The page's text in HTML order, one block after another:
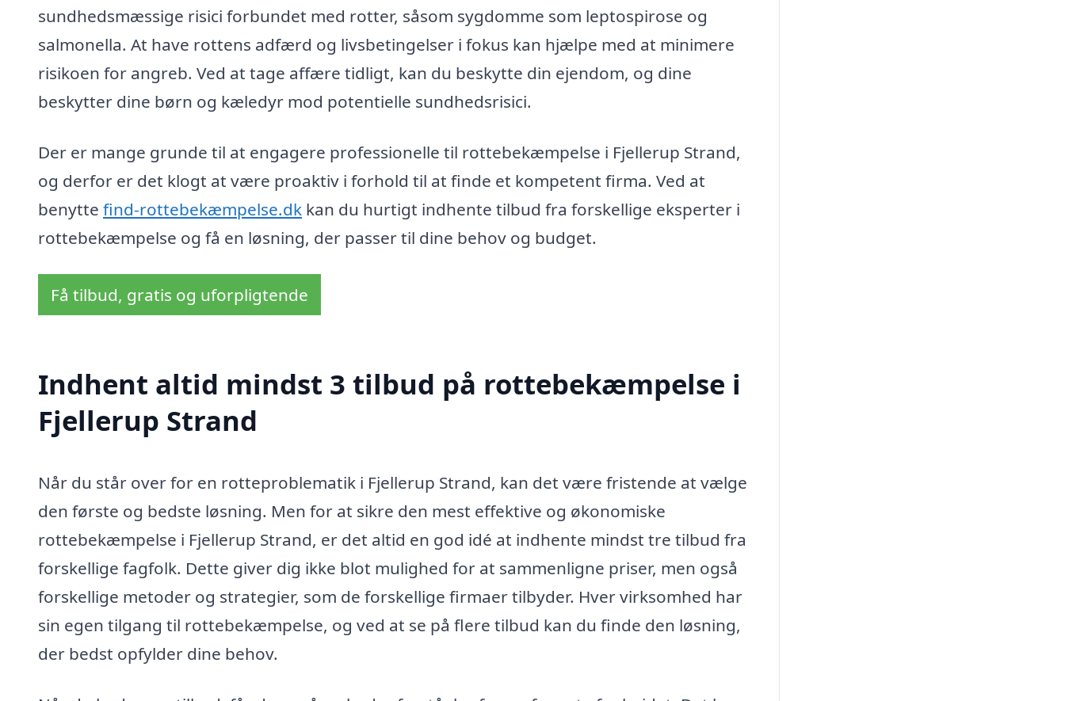
sundhedsmæssige risici forbundet med rotter, såsom sygdomme som leptospirose og
salmonella. At have rottens adfærd og livsbetingelser i fokus kan hjælpe med at minimere
risikoen for angreb. Ved at tage affære tidligt, kan du beskytte din ejendom, og dine
beskytter dine børn og kæledyr mod potentielle sundhedsrisici.
Der er mange grunde til at engagere professionelle til rottebekæmpelse i Fjellerup Strand,
og derfor er det klogt at være proaktiv i forhold til at finde et kompetent firma. Ved at
benytte find-rottebekæmpelse.dk kan du hurtigt indhente tilbud fra forskellige eksperter i
rottebekæmpelse og få en løsning, der passer til dine behov og budget.
Få tilbud, gratis og uforpligtende
Indhent altid mindst 3 tilbud på rottebekæmpelse i
Fjellerup Strand
Når du står over for en rotteproblematik i Fjellerup Strand, kan det være fristende at vælge
den første og bedste løsning. Men for at sikre den mest effektive og økonomiske
rottebekæmpelse i Fjellerup Strand, er det altid en god idé at indhente mindst tre tilbud fra
forskellige fagfolk. Dette giver dig ikke blot mulighed for at sammenligne priser, men også
forskellige metoder og strategier, som de forskellige firmaer tilbyder. Hver virksomhed har
sin egen tilgang til rottebekæmpelse, og ved at se på flere tilbud kan du finde den løsning,
der bedst opfylder dine behov.